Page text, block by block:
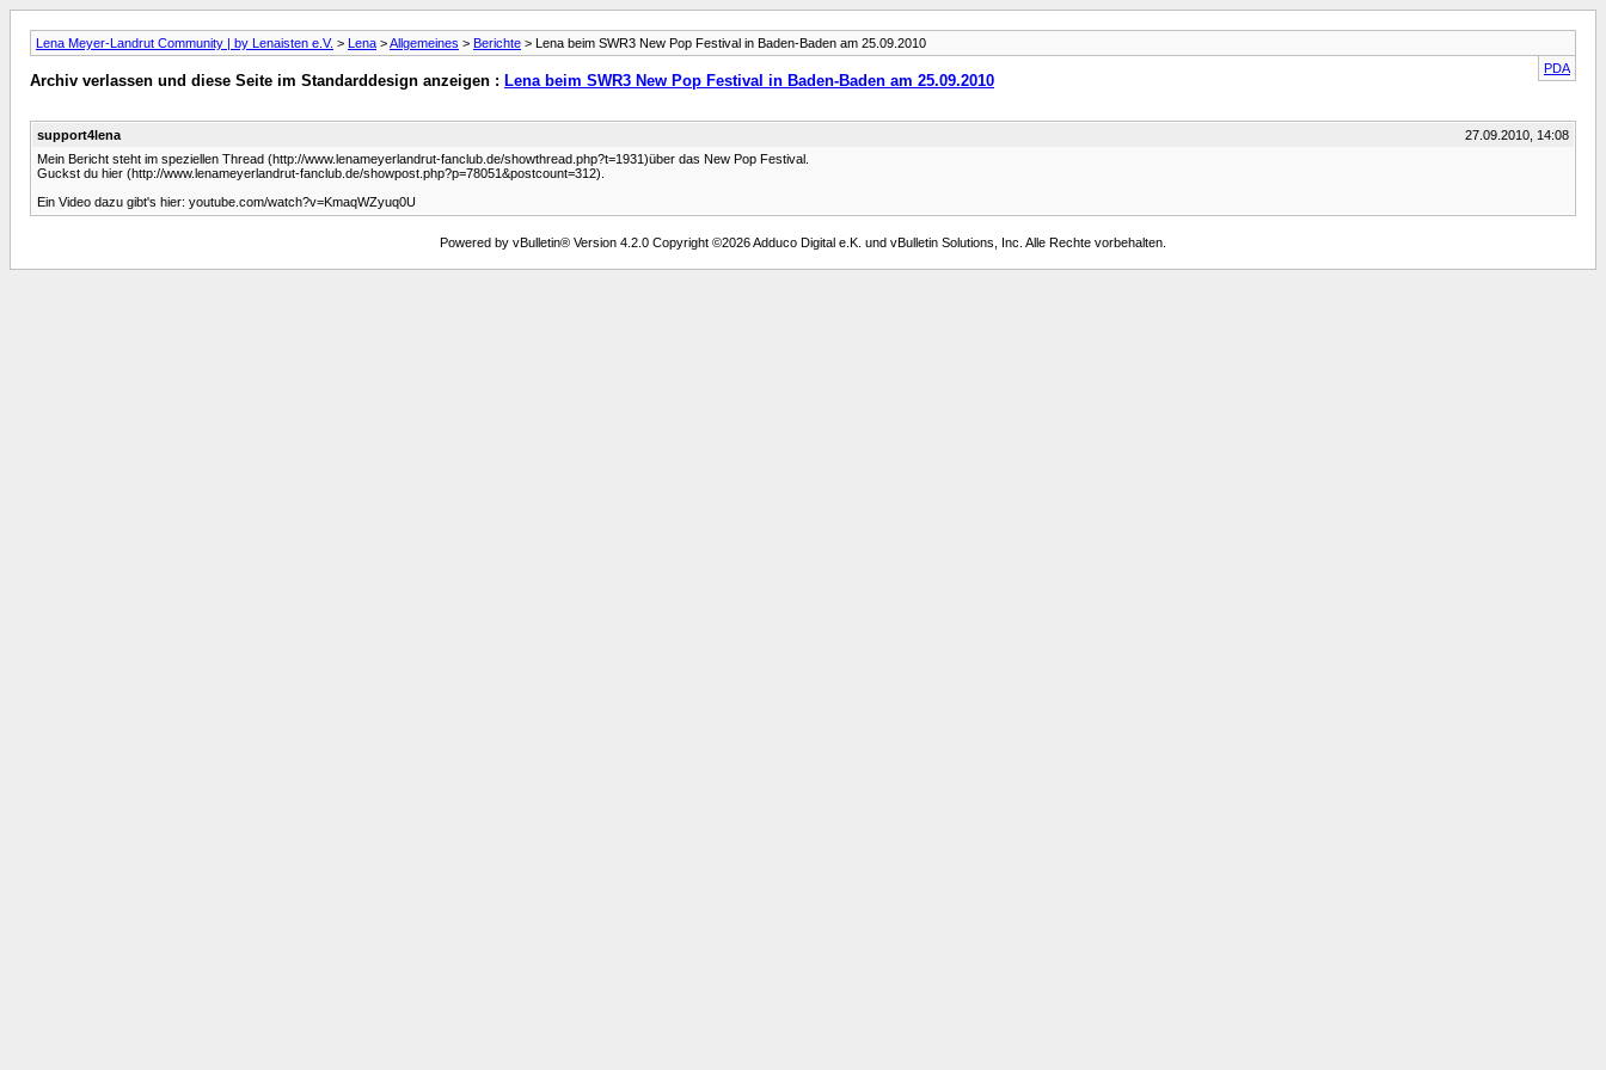
Lena Meyer-Landrut Community | by Lenaisten e.V. > Lena >Allgemeines > Berichte > Lena beim SWR3 New Pop Festival in Baden-Baden am 25.09.2010
PDA
Archiv verlassen und diese Seite im Standarddesign anzeigen : Lena beim SWR3 New Pop Festival in Baden-Baden am 25.09.2010
support4lena
27.09.2010, 14:08
Mein Bericht steht im speziellen Thread (http://www.lenameyerlandrut-fanclub.de/showthread.php?t=1931)über das New Pop Festival.
Guckst du hier (http://www.lenameyerlandrut-fanclub.de/showpost.php?p=78051&postcount=312).
Ein Video dazu gibt's hier: youtube.com/watch?v=KmaqWZyuq0U
Powered by vBulletin® Version 4.2.0 Copyright ©2026 Adduco Digital e.K. und vBulletin Solutions, Inc. Alle Rechte vorbehalten.